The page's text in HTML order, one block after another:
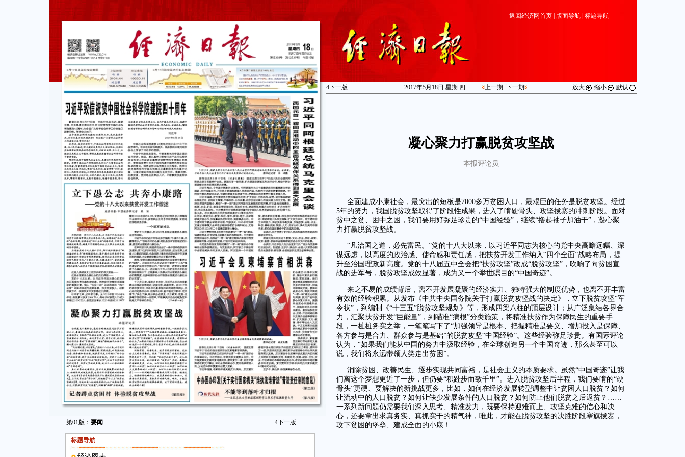
第01版： 要闻 4下一版
标题导航
返回经济网首页| 版面导航| 标题导航
4下一版 2017年5月18日 星期 四 上一期 下一期 放大 缩小 默认
凝心聚力打赢脱贫攻坚战
本报评论员
全面建成小康社会，最突出的短板是7000多万贫困人口，最艰巨的任务是脱贫攻坚。经过
5年的努力，我国脱贫攻坚取得了阶段性成果，进入了啃硬骨头、攻坚拔寨的冲刺阶段。面对
贫中之贫、困中之困，我们要用好弥足珍贵的“中国经验”，继续“撸起袖子加油干”，凝心聚
力打赢脱贫攻坚战。
“凡治国之道，必先富民。”党的十八大以来，以习近平同志为核心的党中央高瞻远瞩、深
谋远虑，以高度的政治感、使命感和责任感，把扶贫开发工作纳入“四个全面”战略布局，提
升至治国理政新高度。党的十八届五中全会把“扶贫攻坚”改成“脱贫攻坚”，吹响了向贫困宣
战的进军号，脱贫攻坚成效显著，成为又一个举世瞩目的“中国奇迹”。
来之不易的成绩背后，离不开发展凝聚的经济实力、独特强大的制度优势，也离不开丰富
有效的经验积累。从发布《中共中央国务院关于打赢脱贫攻坚战的决定》，立下脱贫攻坚“军
令状”，到编制《“十三五”脱贫攻坚规划》等，形成四梁八柱的顶层设计；从广泛集结各界合
力，汇聚扶贫开发“巨能量”，到瞄准“病根”分类施策，将精准扶贫作为保障民生的重要手
段，一桩桩务实之举，一笔笔写下了“加强领导是根本、把握精准是要义、增加投入是保障、
各方参与是合力、群众参与是基础”的脱贫攻坚“中国经验”。这些经验弥足珍贵。有国际评论
认为，“如果我们能从中国的努力中汲取经验，在全球创造另一个中国奇迹，那么甚至可以
说，我们将永远带领人类走出贫困”。
消除贫困、改善民生、逐步实现共同富裕，是社会主义的本质要求。虽然“中国奇迹”让我
们离这个梦想更近了一步，但仍要“积跬步而致千里”。进入脱贫攻坚后半程，我们要啃的“硬
骨头”更硬、要解决的新挑战更多，比如，如何在经济发展转型调整中让贫困人口脱贫？如何
让流动中的人口脱贫？如何让缺少发展条件的人口脱贫？如何防止他们脱贫之后返贫？……
一系列新问题仍需要我们深入思考、精准发力，既要保持迎难而上、攻坚克难的信心和决
心，还要拿出求真务实、真抓实干的精气神，唯此，才能在脱贫攻坚的决胜阶段搴旗拔寨，
攻下贫困的堡垒、建成全面的小康！